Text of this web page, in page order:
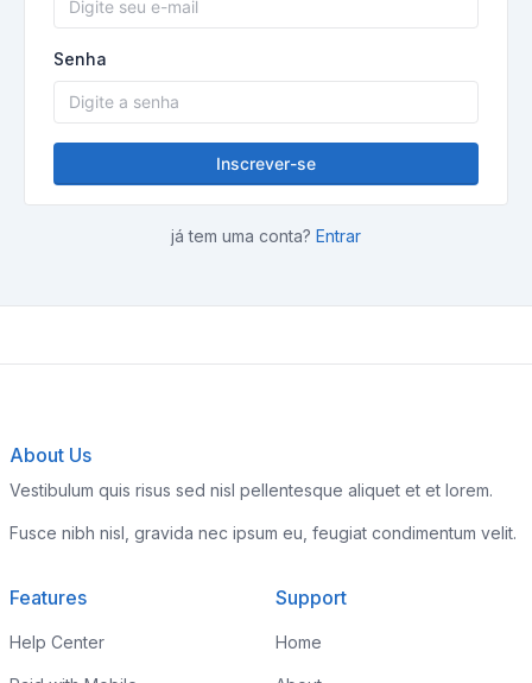
Senha
Inscrever-se
já tem uma conta? Entrar
About Us
Vestibulum quis risus sed nisl pellentesque aliquet et et lorem.
Fusce nibh nisl, gravida nec ipsum eu, feugiat condimentum velit.
Features
Help Center
Support
Home